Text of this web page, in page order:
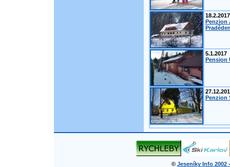
18.2.2017
Penzion
5.1.2017
Pension
Penzion
© Jeseníky Info 2002